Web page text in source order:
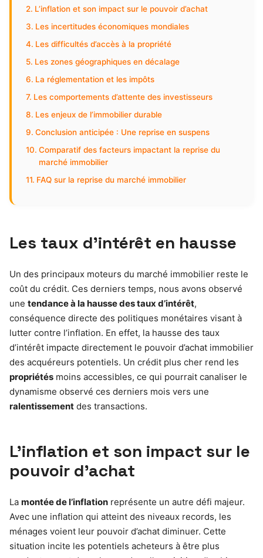
L’inflation et son impact sur le pouvoir d’achat
Les incertitudes économiques mondiales
Les difficultés d’accès à la propriété
Les zones géographiques en décalage
La réglementation et les impôts
Les comportements d’attente des investisseurs
Les enjeux de l’immobilier durable
Conclusion anticipée : Une reprise en suspens
Comparatif des facteurs impactant la reprise du
marché immobilier
FAQ sur la reprise du marché immobilier
Les taux d’intérêt en hausse
Un des principaux moteurs du marché immobilier reste le
coût du crédit. Ces derniers temps, nous avons observé
une tendance à la hausse des taux d’intérêt,
conséquence directe des politiques monétaires visant à
lutter contre l’inflation. En effet, la hausse des taux
d’intérêt impacte directement le pouvoir d’achat immobilier
des acquéreurs potentiels. Un crédit plus cher rend les
propriétés moins accessibles, ce qui pourrait canaliser le
dynamisme observé ces derniers mois vers une
ralentissement des transactions.
L’inflation et son impact sur le
pouvoir d’achat
La montée de l’inflation représente un autre défi majeur.
Avec une inflation qui atteint des niveaux records, les
ménages voient leur pouvoir d’achat diminuer. Cette
situation incite les potentiels acheteurs à être plus